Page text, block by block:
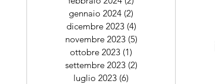
gennaio 2024 (2)
dicembre 2023 (4)
novembre 2023 (5)
ottobre 2023 (1)
settembre 2023 (2)
luglio 2023 (6)